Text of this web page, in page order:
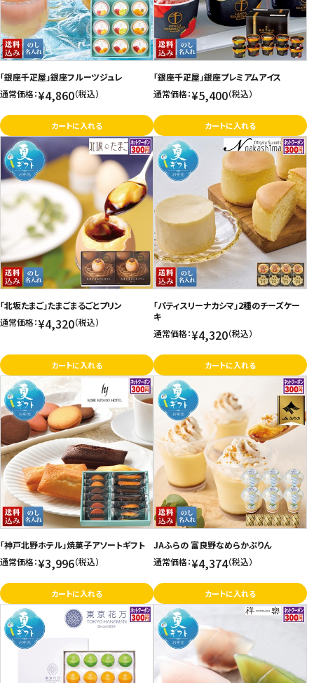
「銀座千疋屋」銀座フルーツジュレ
通常価格：¥4,860（税込）
カートに入れる
「銀座千疋屋」銀座プレミアムアイス
通常価格：¥5,400（税込）
カートに入れる
「北坂たまご」たまごまるごとプリン
通常価格：¥4,320（税込）
カートに入れる
「パティスリーナカシマ」2種のチーズケー
キ
通常価格：¥4,320（税込）
カートに入れる
「神戸北野ホテル」焼菓子アソートギフト
通常価格：¥3,996（税込）
カートに入れる
JAふらの 富良野なめらかぷりん
通常価格：¥4,374（税込）
カートに入れる